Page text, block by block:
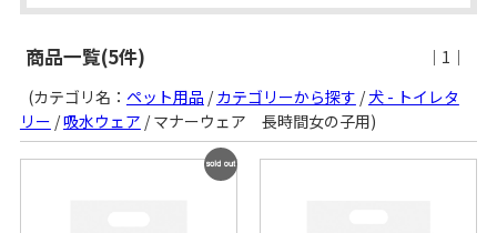
商品一覧(5件)
｜1｜
(カテゴリ名： ペット用品 /カテゴリーから探す /犬 - トイレタ
リー /吸水ウェア / マナーウェア 長時間女の子用)
SOLD